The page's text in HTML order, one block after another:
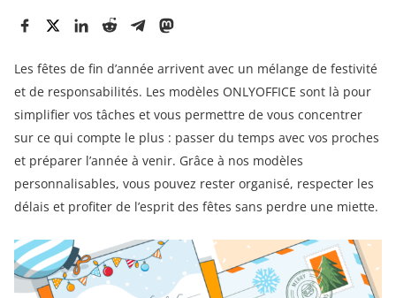
Les fêtes de fin d’année arrivent avec un mélange de festivité
et de responsabilités. Les modèles ONLYOFFICE sont là pour
simplifier vos tâches et vous permettre de vous concentrer
sur ce qui compte le plus : passer du temps avec vos proches
et préparer l’année à venir. Grâce à nos modèles
personnalisables, vous pouvez rester organisé, respecter les
délais et profiter de l’esprit des fêtes sans perdre une miette.